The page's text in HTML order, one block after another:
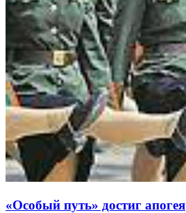
«Особый путь» достиг апогея